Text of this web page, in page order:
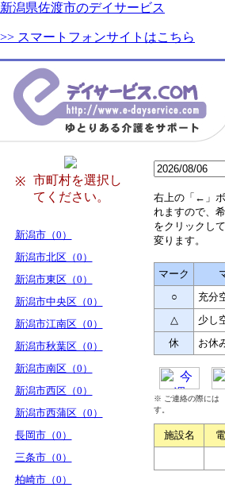
新潟県佐渡市のデイサービス
>> スマートフォンサイトはこちら
※
市町村を選択し
てください。
新潟市（0）
新潟市北区（0）
新潟市東区（0）
新潟市中央区（0）
新潟市江南区（0）
新潟市秋葉区（0）
新潟市南区（0）
新潟市西区（0）
新潟市西蒲区（0）
長岡市（0）
三条市（0）
柏崎市（0）
右上の「←」
れますので、
をクリックし
変ります。
マーク
○
充分
△
少し
休
お休
※ ご連絡の際には
す。
施設名